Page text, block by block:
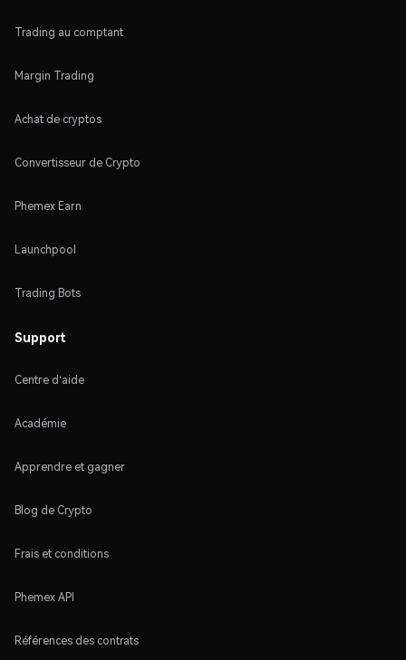
Trading au comptant
Margin Trading
Achat de cryptos
Convertisseur de Crypto
Phemex Earn
Launchpool
Trading Bots
Support
Centre d'aide
Académie
Apprendre et gagner
Blog de Crypto
Frais et conditions
Phemex API
Références des contrats